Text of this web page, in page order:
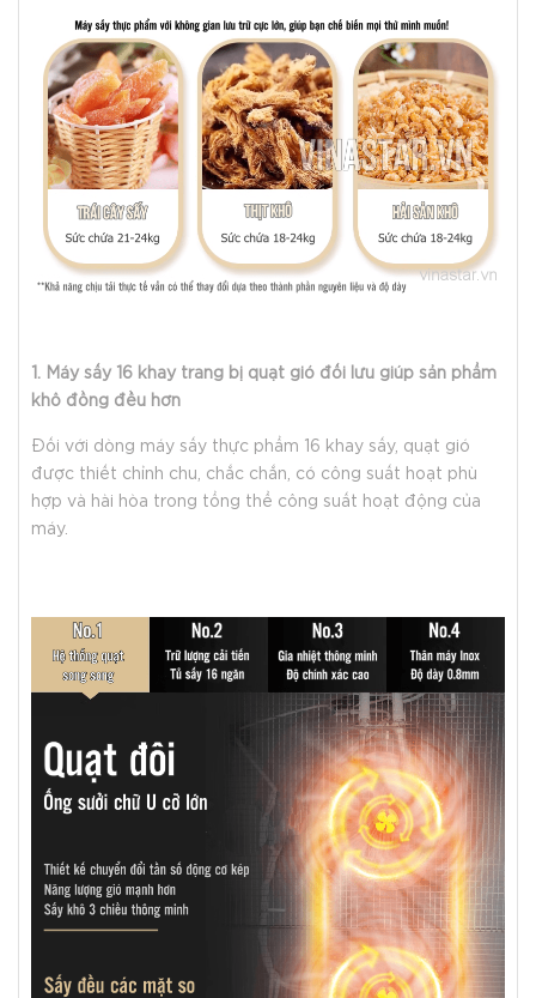
1. Máy sấy 16 khay trang bị quạt gió đối lưu giúp sản phẩm
khô đồng đều hơn
Đối với dòng máy sấy thực phẩm 16 khay sấy, quạt gió
được thiết chỉnh chu, chắc chắn, có công suất hoạt phù
hợp và hài hòa trong tổng thể công suất hoạt động của
máy.